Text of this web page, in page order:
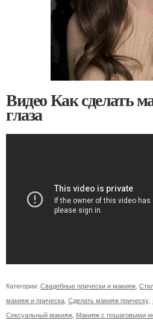
Видео Как сделать
глаза
Категории: Свадебные прически и макияж
макияж и прическа Сделать макияж прическу
Сексуальный макияж Макияж с пошаговыми